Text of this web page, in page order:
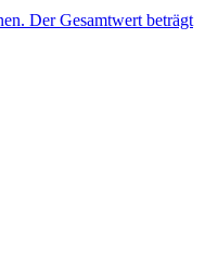
Der Gesamtwert beträgt